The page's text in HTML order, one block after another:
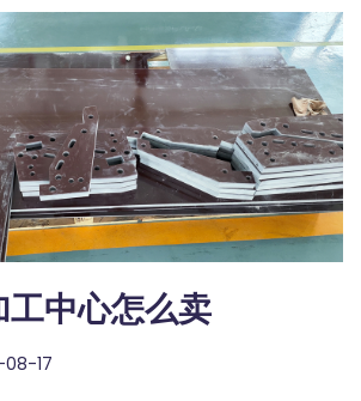
中心怎么卖
17